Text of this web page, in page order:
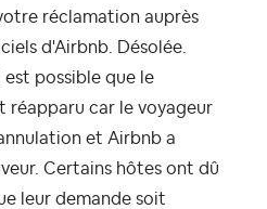
réclamation auprès
d'Airbnb. Désolée.
est possible que le
réapparu car le voyageur
et Airbnb a
Certains hôtes ont dû
leur demande soit